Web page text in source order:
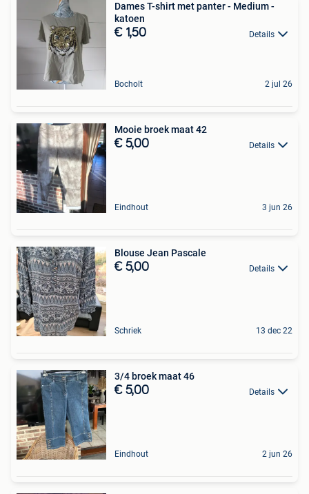
Dames T-shirt met panter - Medium -
katoen
€ 1,50 Details
Bocholt 2 jul 26
Mooie broek maat 42
€ 5,00 Details
Eindhout 3 jun 26
Blouse Jean Pascale
€ 5,00 Details
Schriek 13 dec 22
3/4 broek maat 46
€ 5,00 Details
Eindhout 2 jun 26